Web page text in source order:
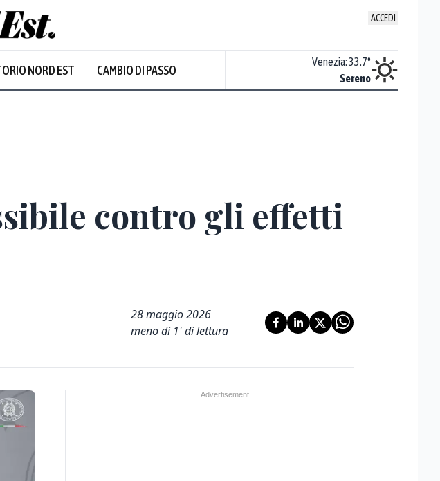
ACCEDI
NORD EST CAMBIO DI PASSO
Sereno
Venezia:33.7°
Sereno
contro gli effetti
28 maggio 2026
meno di 1' di lettura